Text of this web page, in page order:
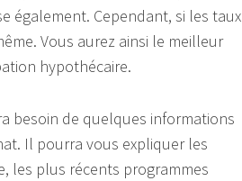
également. Cependant, si les taux
Vous aurez ainsi le meilleur
hypothécaire.
besoin de quelques informations
Il pourra vous expliquer les
les plus récents programmes